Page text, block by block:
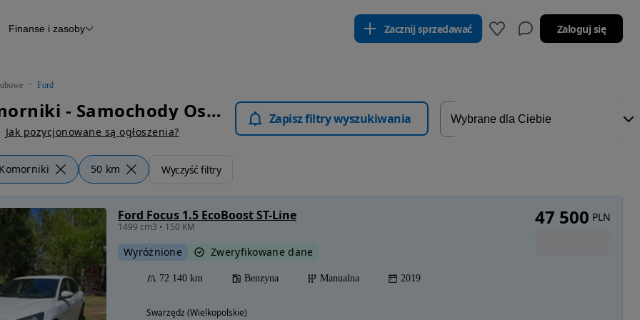
Raport z inspekcji
Otomoto News
Finanse i zasoby Zacznij sprzedawać Zaloguj się
Ford
Ford Komorniki - Samochody Osobowe
Jak pozycjonowane są ogłoszenia?
Zapisz filtry wyszukiwania
Komorniki 50 km Wyczyść filtry
Ford Focus 1.5 EcoBoost ST-Line
1499 cm3 • 150 KM
Wyróżnione Zweryfikowane dane
72 140 km Benzyna Manualna 2019
Swarzędz (Wielkopolskie)
47 500 PLN